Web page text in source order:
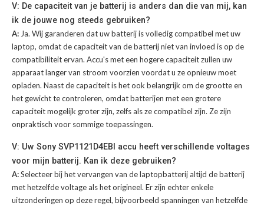
V: De capaciteit van je batterij is anders dan die van mij, kan
ik de jouwe nog steeds gebruiken?
A: Ja. Wij garanderen dat uw batterij is volledig compatibel met uw
laptop, omdat de capaciteit van de batterij niet van invloed is op de
compatibiliteit ervan. Accu's met een hogere capaciteit zullen uw
apparaat langer van stroom voorzien voordat u ze opnieuw moet
opladen. Naast de capaciteit is het ook belangrijk om de grootte en
het gewicht te controleren, omdat batterijen met een grotere
capaciteit mogelijk groter zijn, zelfs als ze compatibel zijn. Ze zijn
onpraktisch voor sommige toepassingen.
V: Uw Sony SVP1121D4EBI accu heeft verschillende voltages
voor mijn batterij. Kan ik deze gebruiken?
A:Selecteer bij het vervangen van de laptopbatterij altijd de batterij
met hetzelfde voltage als het origineel. Er zijn echter enkele
uitzonderingen op deze regel, bijvoorbeeld spanningen van hetzelfde